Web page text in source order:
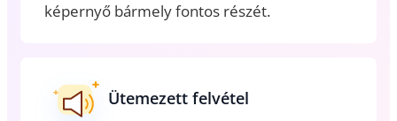
képernyő bármely fontos részét.
Ütemezett felvétel